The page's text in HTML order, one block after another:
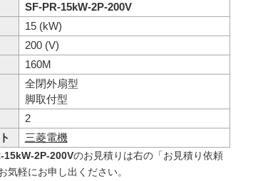
SF-PR-15kW-2P-200V
15 (kW)
200 (V)
160M
全閉外扇型
脚取付型
2
三菱電機
15kW-2P-200Vのお見積りは右の「お見積り依頼
気軽にお申し出ください。